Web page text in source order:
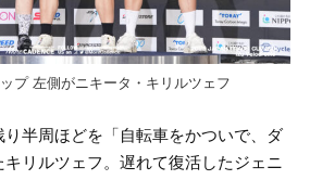
プ 左側がニキータ・キリルツェフ
り半周ほどを「自転車をかついで、ダ
リルツェフ。遅れて復活したジェニ